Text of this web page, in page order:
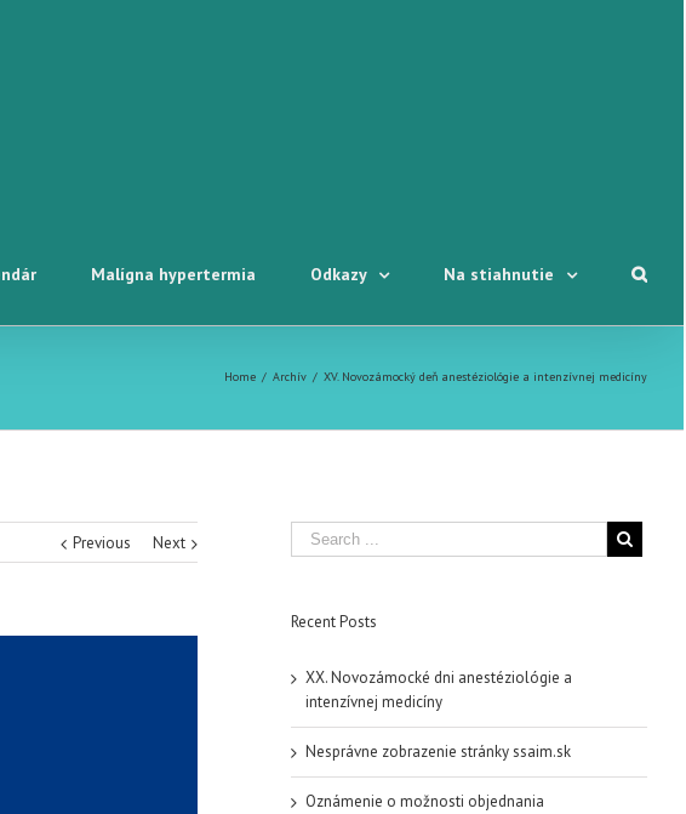
Malígna hypertermia Odkazy Na stiahnutie
Home / Archív / XV. Novozámocký deň anestéziológie a intenzívnej medicíny
Previous Next
Recent Posts
XX. Novozámocké dni anestéziológie a
intenzívnej medicíny
Nesprávne zobrazenie stránky ssaim.sk
Oznámenie o možnosti objednania